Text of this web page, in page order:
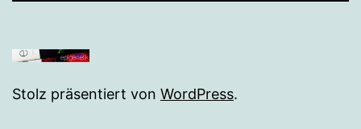
Stolz präsentiert von WordPress.